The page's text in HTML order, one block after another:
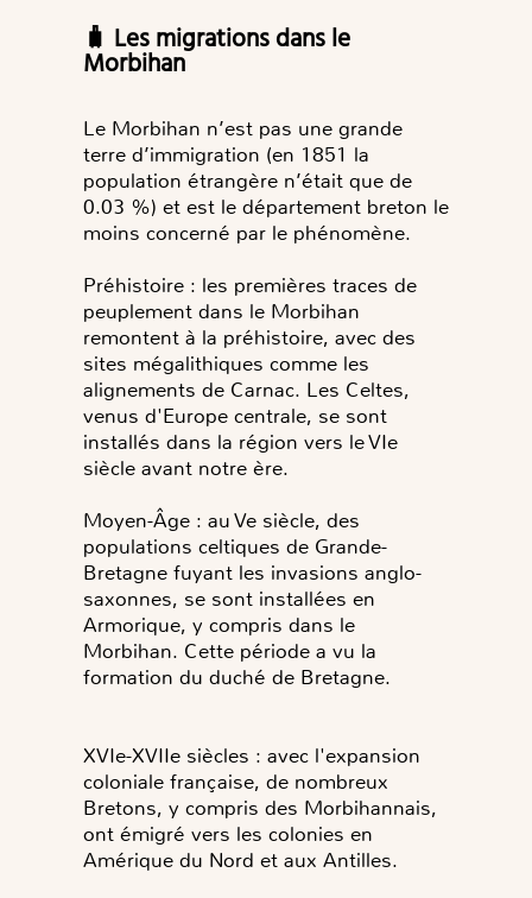
🧳 Les migrations dans le
Morbihan
Le Morbihan n’est pas une grande
terre d’immigration (en 1851 la
population étrangère n’était que de
0.03 %) et est le département breton le
moins concerné par le phénomène.
Préhistoire : les premières traces de
peuplement dans le Morbihan
remontent à la préhistoire, avec des
sites mégalithiques comme les
alignements de Carnac. Les Celtes,
venus d'Europe centrale, se sont
installés dans la région vers le VIe
siècle avant notre ère.
Moyen-Âge : au Ve siècle, des
populations celtiques de Grande-
Bretagne fuyant les invasions anglo-
saxonnes, se sont installées en
Armorique, y compris dans le
Morbihan. Cette période a vu la
XVIe-XVIIe siècles : avec l'expansion
coloniale française, de nombreux
Bretons, y compris des Morbihannais,
ont émigré vers les colonies en
Amérique du Nord et aux Antilles.